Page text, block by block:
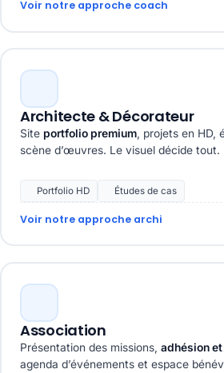
Voir notre approche coach
Architecte & Décorateur
Site portfolio premium, projets en HD,
scène d’œuvres. Le visuel décide tout.
Portfolio HD Études de cas
Voir notre approche archi
Association
Présentation des missions, adhésion
agenda d’événements et espace